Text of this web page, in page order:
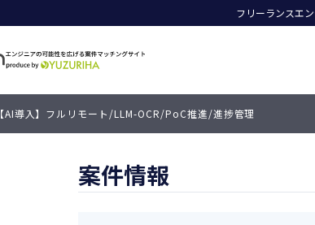
フリーランスエ
【AI導入】フルリモート/LLM-OCR/PoC推進/進捗管理
案件情報